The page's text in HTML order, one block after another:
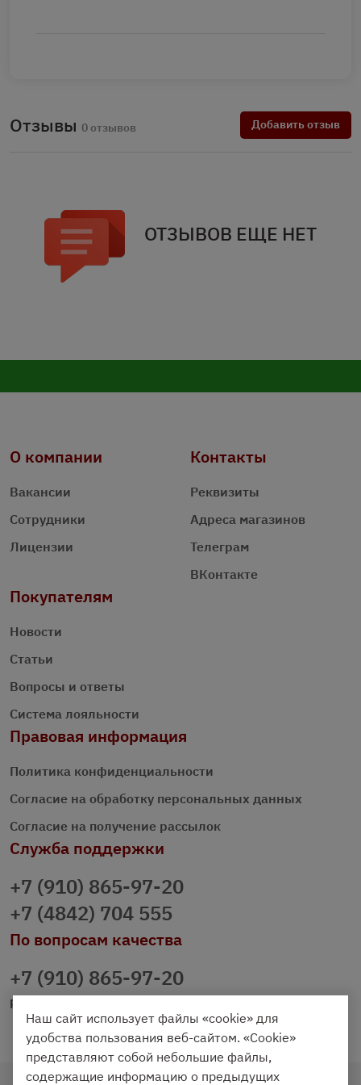
Отзывы 0 отзывов Добавить отзыв
ОТЗЫВОВ ЕЩЕ НЕТ
О компании
Вакансии
Сотрудники
Лицензии
Контакты
Реквизиты
Адреса магазинов
Телеграм
ВКонтакте
Покупателям
Новости
Статьи
Вопросы и ответы
Система лояльности
Правовая информация
Политика конфиденциальности
Согласие на обработку персональных данных
Согласие на получение рассылок
Служба поддержки
+7 (910) 865-97-20
+7 (4842) 704 555
По вопросам качества
+7 (910) 865-97-20
prazdnichniy40@palmi.ru
Наш сайт использует файлы «cookie» для
удобства пользования веб-сайтом. «Cookie»
представляют собой небольшие файлы,
содержащие информацию о предыдущих